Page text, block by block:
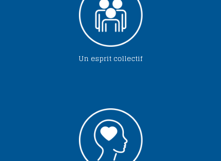
Un esprit collectif